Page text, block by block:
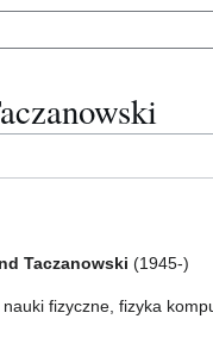
Taczanowski (1945-)
fizyczne, fizyka